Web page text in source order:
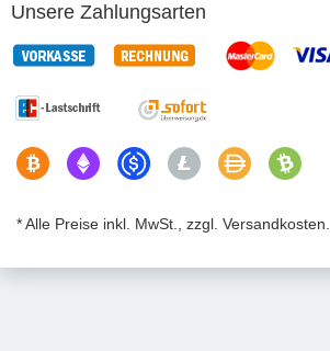
Unsere Zahlungsarten
* Alle Preise inkl. MwSt., zzgl. Versandkosten.